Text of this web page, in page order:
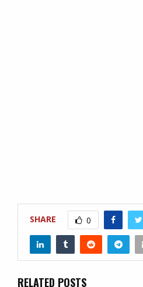
SHARE 0
RELATED POSTS